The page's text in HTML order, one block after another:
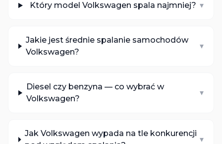
Który model Volkswagen spala najmniej? ▾
Jakie jest średnie spalanie samochodów
Volkswagen?
▾
Diesel czy benzyna — co wybrać w
Volkswagen?
▾
Jak Volkswagen wypada na tle konkurencji
▾